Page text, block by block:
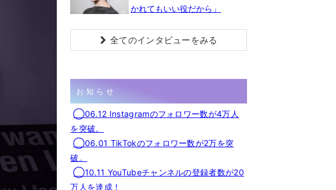
かれてもいい役だから」
全てのインタビューをみる
お知らせ
◯06.12 Instagramのフォロワー数が4万人
を突破。
◯06.01 TikTokのフォロワー数が2万を突
破。
◯10.11 YouTubeチャンネルの登録者数が20
万人を達成！